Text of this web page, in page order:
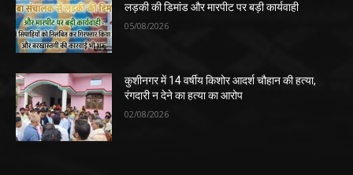
लड़की की डिमांड और मारपीट पर बड़ी कार्यवाही
05/08/2026
कुशीनगर में 14 वर्षीय किशोर आदर्श चौहान की हत्या,
रंगदारी न देने का हत्या का आरोप
02/08/2026